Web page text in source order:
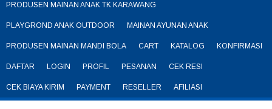
PRODUSEN MAINAN ANAK TK KARAWANG
PLAYGROND ANAK OUTDOOR MAINAN AYUNAN ANAK
PRODUSEN MAINAN MANDI BOLA CART KATALOG KONFIRMASI
DAFTAR LOGIN PROFIL PESANAN CEK RESI
CEK BIAYA KIRIM PAYMENT RESELLER AFILIASI